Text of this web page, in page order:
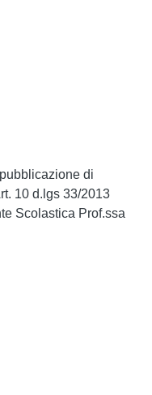
di
10 d.lgs 33/2013
Scolastica Prof.ssa